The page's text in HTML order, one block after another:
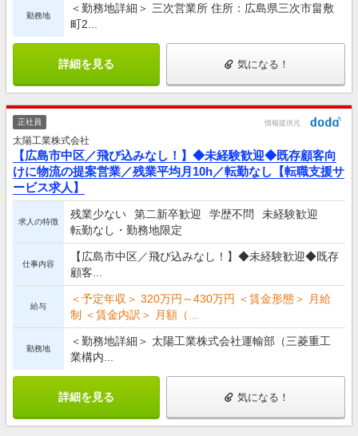
勤務地
＜勤務地詳細＞ 三次営業所 住所：広島県三次市畠敷
町2...
詳細を見る 気になる！
正社員 情報提供元
太陽工業株式会社
【広島市中区／飛び込みなし！】◆未経験歓迎◆既存顧客向
けに物流の提案営業／残業平均月10h／転勤なし【転職支援サ
ービス求人】
求人の特徴
残業少ない 第二新卒歓迎 学歴不問
未経験歓迎
転勤なし・勤務地限定
仕事内容
【広島市中区／飛び込みなし！】◆未経験歓迎◆既存
顧客...
給与
＜予定年収＞ 320万円～430万円 ＜賃金形態＞ 月給
制 ＜賃金内訳＞ 月額（...
勤務地
＜勤務地詳細＞ 太陽工業株式会社運輸部（三菱重工
業構内...
詳細を見る 気になる！